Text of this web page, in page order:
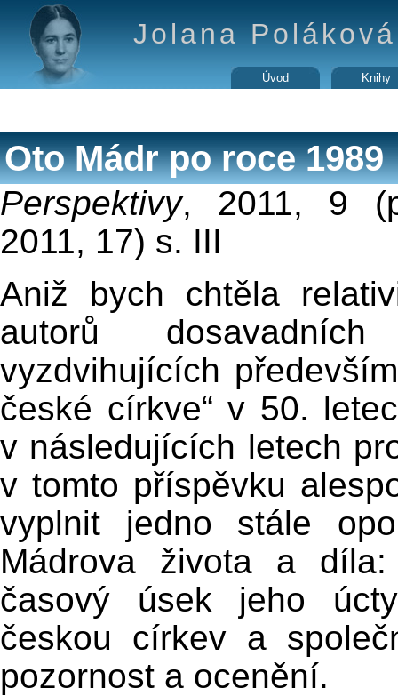
Jolana
Úvod Knihy
Oto Mádr po roce 1989
Perspektivy, 2011, 9
2011, 17) s. III
Aniž bych chtěla
autorů
vyzdvihujících
české církve“ v 50.
v následujících letech
v tomto příspěvku
vyplnit jedno stále
Mádrova života a
časový úsek jeho
českou církev a
pozornost a ocenění.